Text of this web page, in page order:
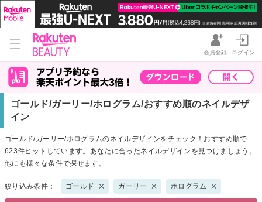
会員登録 ログイン
ゴールド/ガーリー/ホログラム/おすすめ順のネイルデザ
イン
ゴールド/ガーリー/ホログラムのネイルデザインをチェック！おすすめ順で
623件ヒットしています。あなたに合ったネイルデザインを見つけましょう。
他にも様々な条件で探せます。
絞り込み条件： ゴールド ガーリー ホログラム